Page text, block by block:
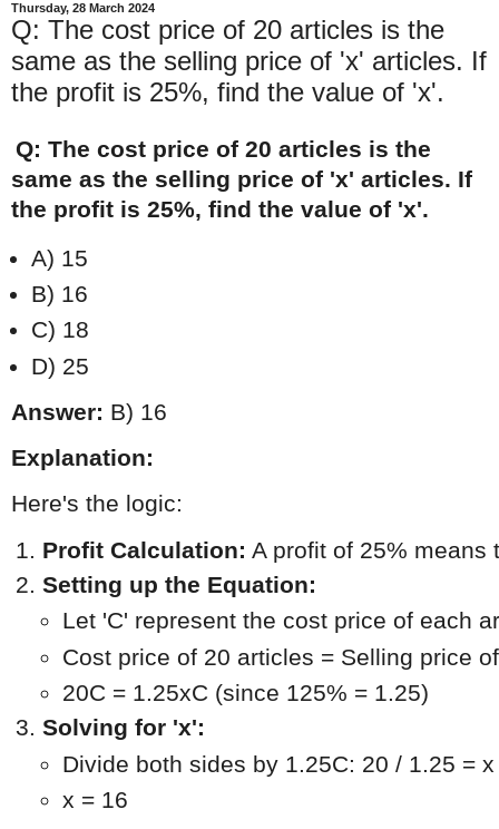
Thursday, 28 March 2024
Q: The cost price of 20 articles is the
same as the selling price of 'x' articles. If
the profit is 25%, find the value of 'x'.
Q: The cost price of 20 articles is the
same as the selling price of 'x' articles. If
the profit is 25%, find the value of 'x'.
A) 15
B) 16
C) 18
D) 25
Answer: B) 16
Explanation:
Here's the logic:
Profit Calculation: A profit of 25% means
Setting up the Equation:
Let 'C' represent the cost price of each
Cost price of 20 articles = Selling price
20C = 1.25xC (since 125% = 1.25)
Solving for 'x':
Divide both sides by 1.25C: 20 / 1.25 = x
x = 16